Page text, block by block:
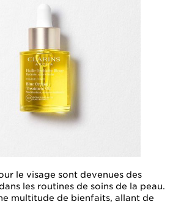
le visage sont devenues des
les routines de soins de la peau.
multitude de bienfaits, allant de